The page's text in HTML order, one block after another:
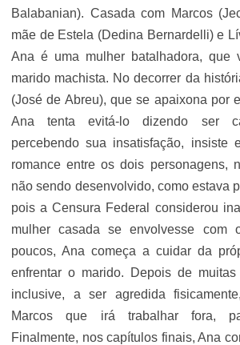
Balabanian). Casada com Marcos
mãe de Estela (Dedina Bernardelli) e
Ana é uma mulher batalhadora, que
marido machista. No decorrer da
(José de Abreu), que se apaixona por
Ana tenta evitá-lo dizendo ser
percebendo sua insatisfação, insiste
romance entre os dois personagens,
não sendo desenvolvido, como estava
pois a Censura Federal considerou
mulher casada se envolvesse com
poucos, Ana começa a cuidar da
enfrentar o marido. Depois de muitas
inclusive, a ser agredida
Marcos que irá trabalhar fora,
Finalmente, nos capítulos finais, Ana